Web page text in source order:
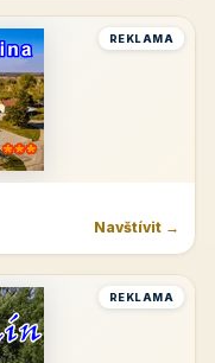
REKLAMA
Navštívit →
REKLAMA